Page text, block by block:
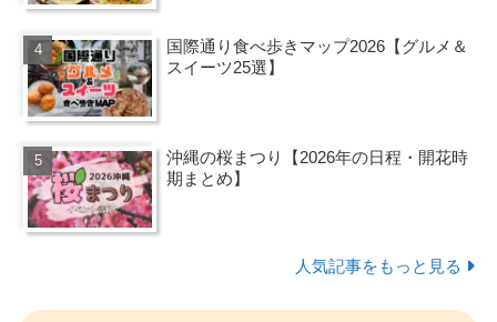
国際通り食べ歩きマップ2026【グルメ＆
スイーツ25選】
沖縄の桜まつり【2026年の日程・開花時
期まとめ】
人気記事をもっと見る